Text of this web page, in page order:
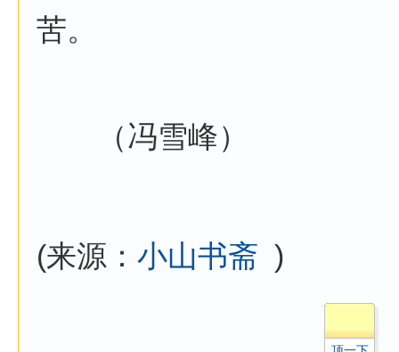
苦。
（冯雪峰）
(来源： 小山书斋 )